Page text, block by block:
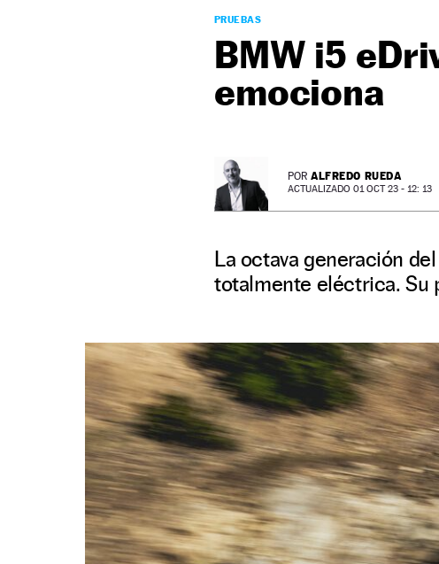
PRUEBAS
BMW i5
emociona
POR ALFREDO RUEDA
ACTUALIZADO 01 OCT 23 - 12: 13
La octava generación
totalmente eléctrica. Su